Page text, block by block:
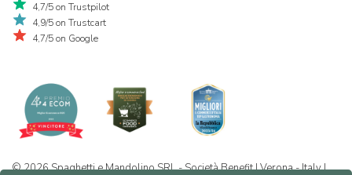
4,7/5 on Trustpilot
4,9/5 on Trustcart
4,7/5 on Google
© 2026 Spaghetti e Mandolino SRL - Società Benefit | Verona - Italy |